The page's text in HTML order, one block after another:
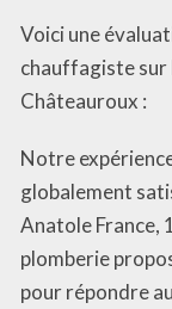
Voici une
chauffagiste sur
Châteauroux :
Notre
globalement
Anatole France,
plomberie
pour répondre